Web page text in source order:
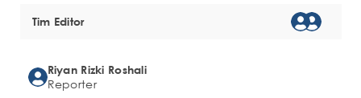
Tim Editor
Riyan Rizki Roshali
Reporter